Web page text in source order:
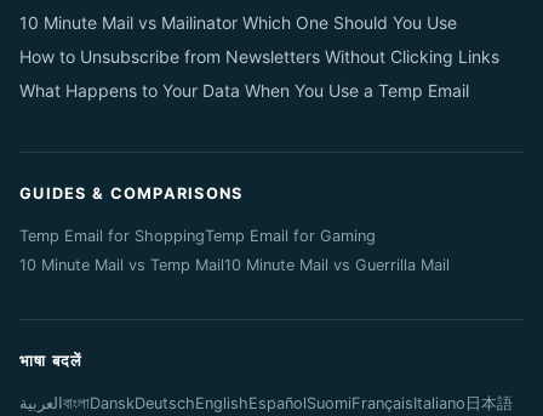
10 Minute Mail vs Mailinator Which One Should You Use
How to Unsubscribe from Newsletters Without Clicking Links
What Happens to Your Data When You Use a Temp Email
GUIDES & COMPARISONS
Temp Email for ShoppingTemp Email for Gaming
10 Minute Mail vs Temp Mail10 Minute Mail vs Guerrilla Mail
भाषा बदलें
العربية বাংলাDanskDeutschEnglishEspañolSuomiFrançaisItaliano 日本語